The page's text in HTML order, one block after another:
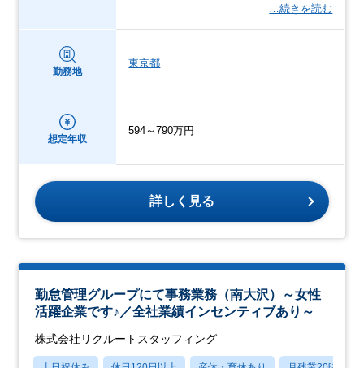
…続きを読む
勤務地
東京都
想定年収
594～790万円
詳しく見る
勤怠管理グループにて事務業務（南大沢）～女性
活躍企業です♪／全社業績インセンティブあり～
株式会社リクルートスタッフィング